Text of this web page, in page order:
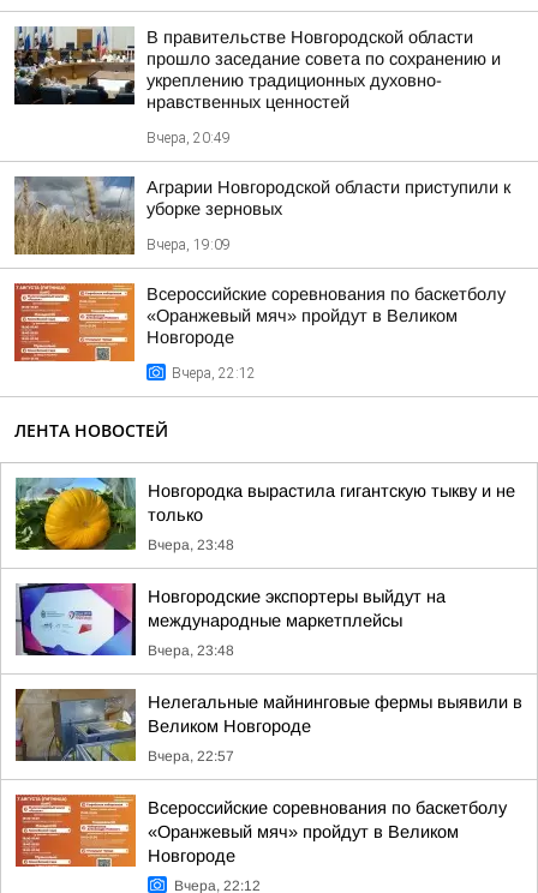
В правительстве Новгородской области
прошло заседание совета по сохранению и
укреплению традиционных духовно-
нравственных ценностей
Вчера, 20:49
Аграрии Новгородской области приступили к
уборке зерновых
Вчера, 19:09
Всероссийские соревнования по баскетболу
«Оранжевый мяч» пройдут в Великом
Новгороде
Вчера, 22:12
ЛЕНТА НОВОСТЕЙ
Новгородка вырастила гигантскую тыкву и не
только
Вчера, 23:48
Новгородские экспортеры выйдут на
международные маркетплейсы
Вчера, 23:48
Нелегальные майнинговые фермы выявили в
Великом Новгороде
Вчера, 22:57
Всероссийские соревнования по баскетболу
«Оранжевый мяч» пройдут в Великом
Новгороде
Вчера, 22:12